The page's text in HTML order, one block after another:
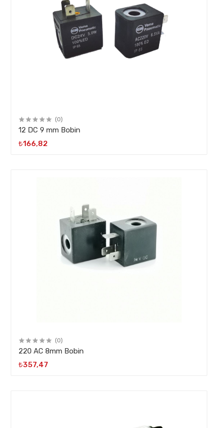
(0)
12 DC 9 mm Bobin
₺166,82
(0)
220 AC 8mm Bobin
₺357,47